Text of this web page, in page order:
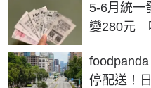
5-6月統一
變280元
停配送！